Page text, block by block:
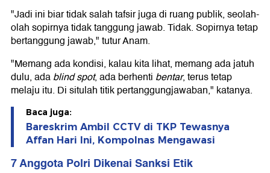
"Jadi ini biar tidak salah tafsir juga di ruang publik, seolah-
olah sopirnya tidak tanggung jawab. Tidak. Sopirnya tetap
bertanggung jawab," tutur Anam.
"Memang ada kondisi, kalau kita lihat, memang ada jatuh
dulu, adablind spot, ada berhenti bentar, terus tetap
melaju itu. Di situlah titik pertanggungjawaban," katanya.
Baca juga:
Bareskrim Ambil CCTV di TKP Tewasnya
Affan Hari Ini, Kompolnas Mengawasi
7 Anggota Polri Dikenai Sanksi Etik